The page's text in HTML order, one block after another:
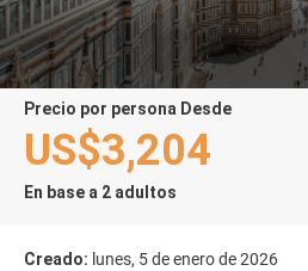
precio por persona Desde
US$3,204
En base a 2 adultos
Creado: lunes, 5 de enero de 2026